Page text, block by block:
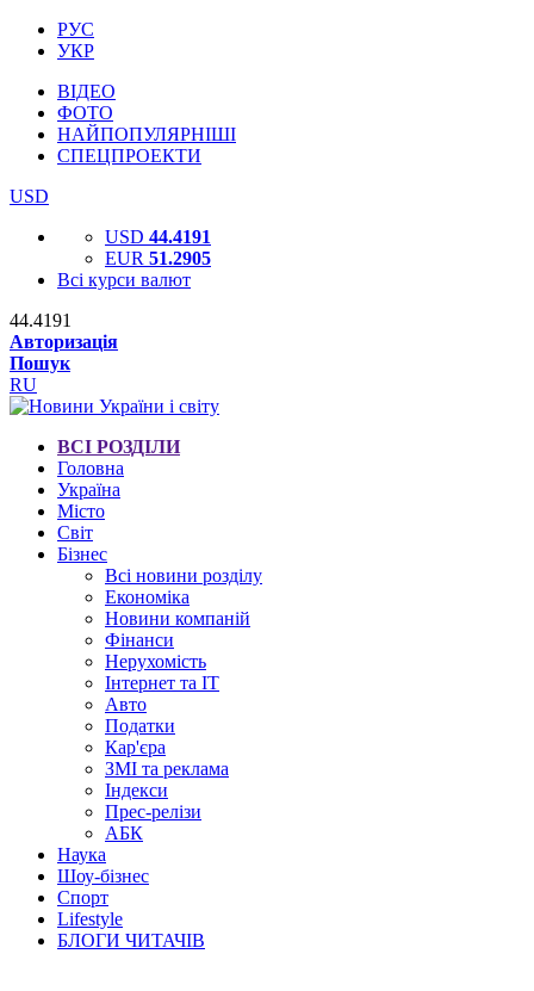
РУС
УКР
ВІДЕО
ФОТО
НАЙПОПУЛЯРНІШІ
СПЕЦПРОЕКТИ
USD
USD 44.4191
EUR 51.2905
Всі курси валют
44.4191
Авторизація
Пошук
RU
ВСІ РОЗДІЛИ
Головна
Україна
Місто
Світ
Бізнес
Всі новини розділу
Економіка
Новини компаній
Фінанси
Нерухомість
Інтернет та IT
Авто
Податки
Кар'єра
ЗМІ та реклама
Індекси
Прес-релізи
АБК
Наука
Шоу-бізнес
Спорт
Lifestyle
БЛОГИ ЧИТАЧІВ